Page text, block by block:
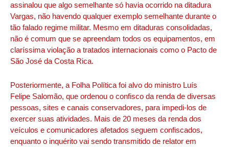
assinalou que algo semelhante só havia ocorrido na ditadura
Vargas, não havendo qualquer exemplo semelhante durante o
tão falado regime militar. Mesmo em ditaduras consolidadas,
não é comum que se apreendam todos os equipamentos, em
claríssima violação a tratados internacionais como o Pacto de
São José da Costa Rica.
Posteriormente, a Folha Política foi alvo do ministro Luís
Felipe Salomão, que ordenou o confisco da renda de diversas
pessoas, sites e canais conservadores, para impedi-los de
exercer suas atividades. Mais de 20 meses da renda dos
veículos e comunicadores afetados seguem confiscados,
enquanto o inquérito vai sendo transmitido de relator em